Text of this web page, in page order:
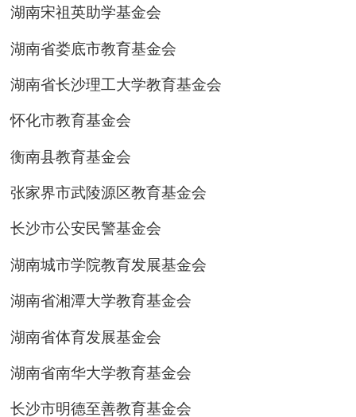
湖南宋祖英助学基金会
湖南省娄底市教育基金会
湖南省长沙理工大学教育基金会
怀化市教育基金会
衡南县教育基金会
张家界市武陵源区教育基金会
长沙市公安民警基金会
湖南城市学院教育发展基金会
湖南省湘潭大学教育基金会
湖南省体育发展基金会
湖南省南华大学教育基金会
长沙市明德至善教育基金会